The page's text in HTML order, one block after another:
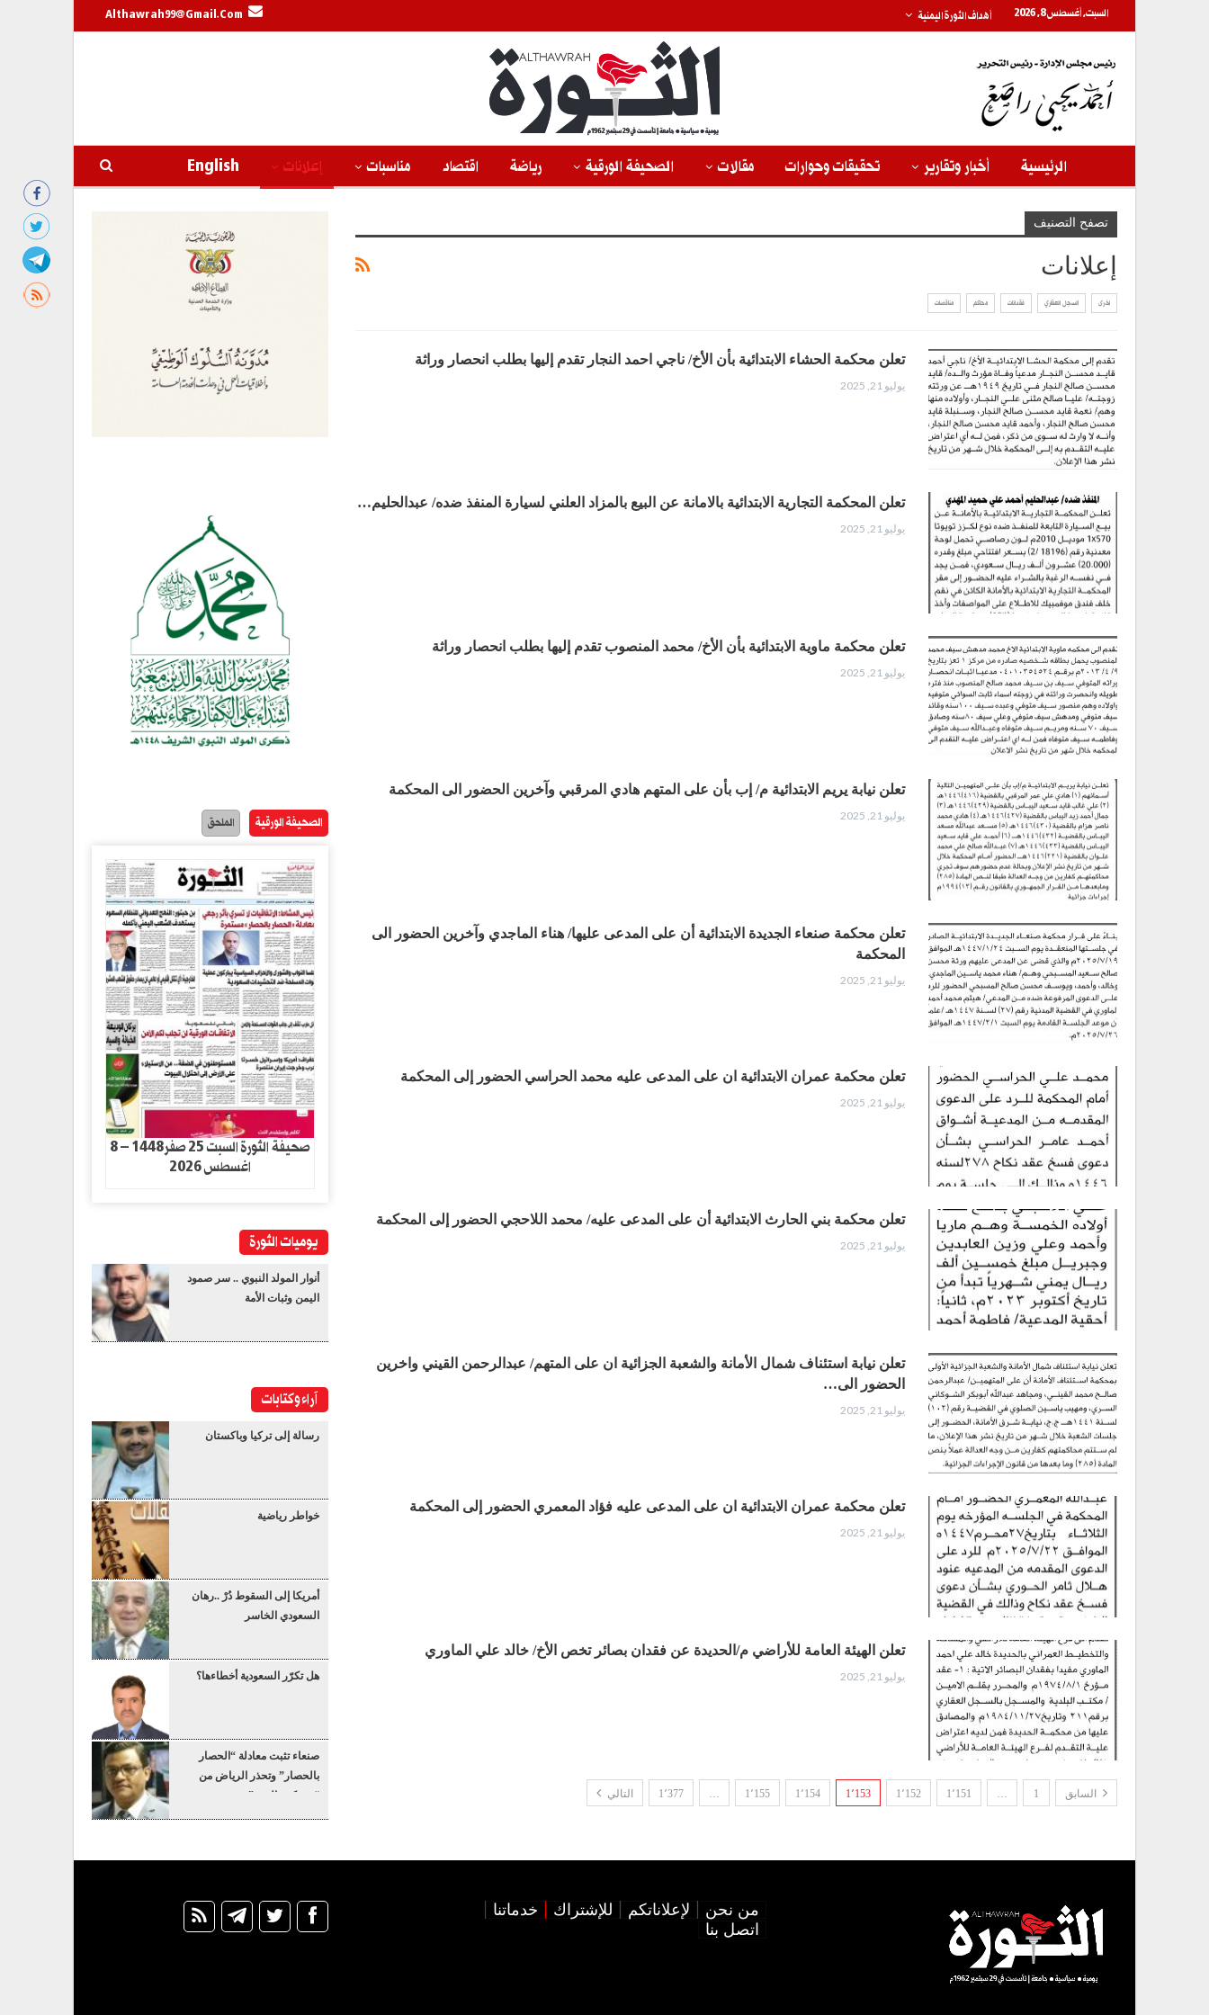
السبت, أغسطس 8, 2026 أهداف الثورة اليمنية Althawrah99@gmail.com
الرئيسية أخبار وتقارير تحقيقات وحوارات مقالات الصحيفة الورقية رياضة اقتصاد مناسبات إعلانات English
تصفح التصنيف
إعلانات
اخرى السجل العقاري فقدانات محاكم مناقصات
تعلن محكمة الحشاء الابتدائية بأن الأخ/ ناجي احمد النجار تقدم إليها بطلب انحصار وراثة
يوليو 21, 2025
تعلن المحكمة التجارية الابتدائية بالامانة عن البيع بالمزاد العلني لسيارة المنفذ ضده/ عبدالحليم…
يوليو 21, 2025
تعلن محكمة ماوية الابتدائية بأن الأخ/ محمد المنصوب تقدم إليها بطلب انحصار وراثة
يوليو 21, 2025
تعلن نيابة يريم الابتدائية م/ إب بأن على المتهم هادي المرقبي وآخرين الحضور الى المحكمة
يوليو 21, 2025
تعلن محكمة صنعاء الجديدة الابتدائية أن على المدعى عليها/ هناء الماجدي وآخرين الحضور الى
المحكمة
يوليو 21, 2025
تعلن محكمة عمران الابتدائية ان على المدعى عليه محمد الحراسي الحضور إلى المحكمة
يوليو 21, 2025
تعلن محكمة بني الحارث الابتدائية أن على المدعى عليه/ محمد اللاحجي الحضور إلى المحكمة
يوليو 21, 2025
تعلن نيابة استئناف شمال الأمانة والشعبة الجزائية ان على المتهم/ عبدالرحمن القيني واخرين
الحضور الى…
يوليو 21, 2025
تعلن محكمة عمران الابتدائية ان على المدعى عليه فؤاد المعمري الحضور إلى المحكمة
يوليو 21, 2025
تعلن الهيئة العامة للأراضي م/الحديدة عن فقدان بصائر تخص الأخ/ خالد علي الماوري
يوليو 21, 2025
السابق 1
… 1٬151 1٬152 1٬153 1٬154 1٬155 … 1٬377 التالي
الصحيفة الورقية الملحق
صحيفة الثورة السبت 25 صفر1448 – 8
اغسطس 2026
يوميات الثورة
أنوار المولد النبوي .. سر صمود
اليمن وثبات الأمة
آراء وكتابات
رسالة إلى تركيا وباكستان
خواطر رياضية
أمريكا إلى السقوط دُرْ ..رهان
السعودي الخاسر
هل تكرّر السعودية أخطاءها؟
صنعاء تثبت معادلة “الحصار
بالحصار” وتحذر الرياض من
“عسكرة البحر”
من نحن لإعلاناتكم للإشتراك
خدماتنا
اتصل بنا